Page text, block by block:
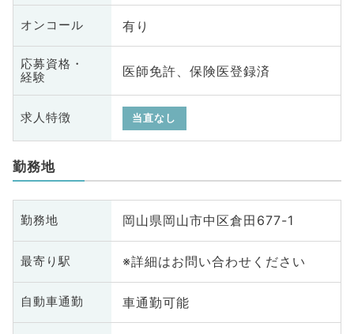
オンコール 有り
応募資格・
経験
医師免許、保険医登録済
求人特徴 当直なし
勤務地
勤務地 岡山県岡山市中区倉田677-1
最寄り駅 ※詳細はお問い合わせください
自動車通勤 車通勤可能